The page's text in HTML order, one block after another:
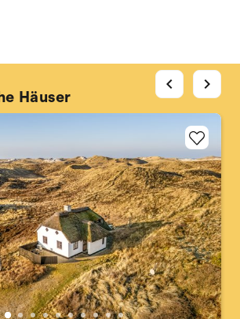
Häuser
chevron_left chevron_right